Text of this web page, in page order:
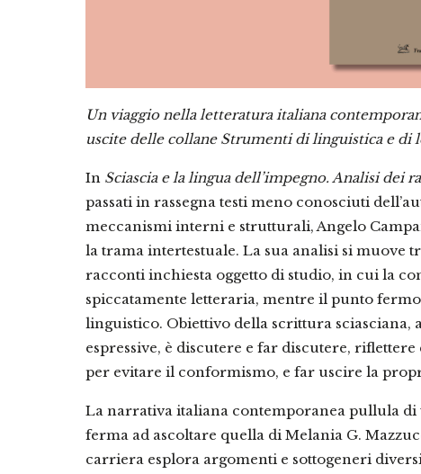
Un viaggio nella letteratura italiana
uscite delle collane Strumenti di linguistica e di
In Sciascia e la lingua dell’impegno. Analisi dei
passati in rassegna testi meno conosciuti
meccanismi interni e strutturali, Angelo
la trama intertestuale. La sua analisi si muove
racconti inchiesta oggetto di studio, in cui la
spiccatamente letteraria, mentre il punto
linguistico. Obiettivo della scrittura
espressive, è discutere e far discutere,
per evitare il conformismo, e far uscire la
La narrativa italiana contemporanea pullula
ferma ad ascoltare quella di Melania G.
carriera esplora argomenti e sottogeneri